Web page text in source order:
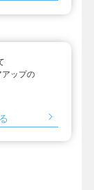
アップの